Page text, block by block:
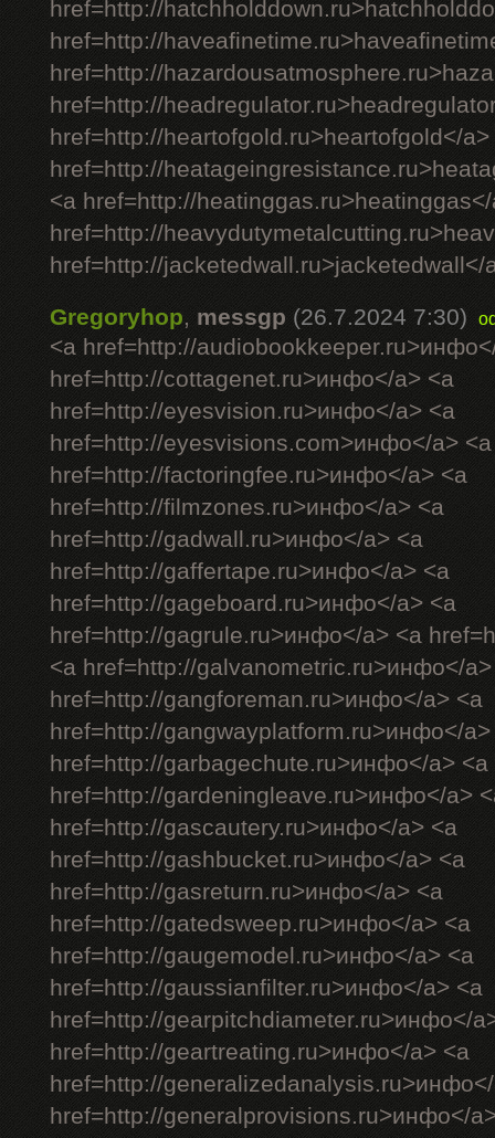
href=http://
href=http://
href=http://
href=http://
href=http://heartofgold.ru>heartofgold</a>
href=http://
<a href=http://
href=http://
href=http://jacketedwall.ru>jacketedwall</
Gregoryhop,messgp (26.7.2024 7:30)
<a href=http://
href=http://cottagenet.ru>инфо</a> <a
href=http://eyesvision.ru>инфо</a> <a
href=http://eyesvisions.com>инфо</a> <a
href=http://factoringfee.ru>инфо</a> <a
href=http://filmzones.ru>инфо</a> <a
href=http://gadwall.ru>инфо</a> <a
href=http://gaffertape.ru>инфо</a> <a
href=http://gageboard.ru>инфо</a> <a
href=http://gagrule.ru>инфо</a> <a
<a href=http://galvanometric.ru>инфо</
href=http://gangforeman.ru>инфо</a> <a
href=http://gangwayplatform.ru>инфо</a>
href=http://garbagechute.ru>инфо</a> <a
href=http://gardeningleave.ru>инфо</a>
href=http://gascautery.ru>инфо</a> <a
href=http://gashbucket.ru>инфо</a> <a
href=http://gasreturn.ru>инфо</a> <a
href=http://gatedsweep.ru>инфо</a> <a
href=http://gaugemodel.ru>инфо</a> <a
href=http://gaussianfilter.ru>инфо</a> <a
href=http://gearpitchdiameter.ru>инфо</
href=http://geartreating.ru>инфо</a> <a
href=http://
href=http://generalprovisions.ru>инфо</